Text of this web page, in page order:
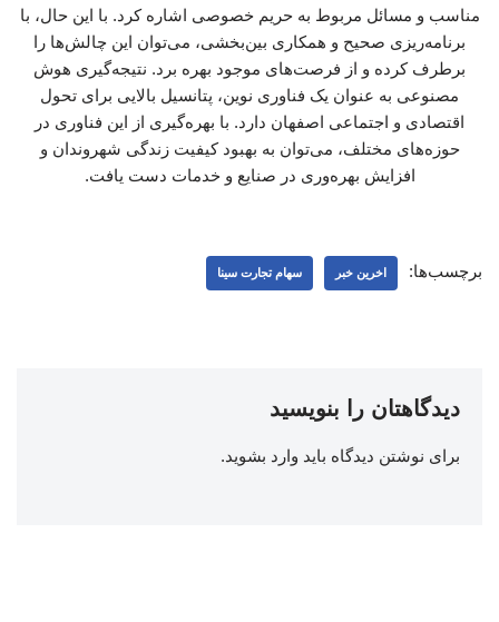
مناسب و مسائل مربوط به حریم خصوصی اشاره کرد. با این حال، با
برنامه‌ریزی صحیح و همکاری بین‌بخشی، می‌توان این چالش‌ها را
برطرف کرده و از فرصت‌های موجود بهره برد. نتیجه‌گیری هوش
مصنوعی به عنوان یک فناوری نوین، پتانسیل بالایی برای تحول
اقتصادی و اجتماعی اصفهان دارد. با بهره‌گیری از این فناوری در
حوزه‌های مختلف، می‌توان به بهبود کیفیت زندگی شهروندان و
افزایش بهره‌وری در صنایع و خدمات دست یافت.
برچسب‌ها: اخرین خبر سهام تجارت سینا
دیدگاهتان را بنویسید
برای نوشتن دیدگاه باید وارد بشوید.